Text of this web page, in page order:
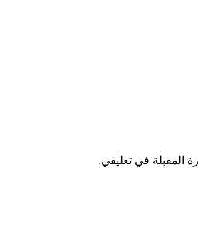
المقبلة في تعليقي.